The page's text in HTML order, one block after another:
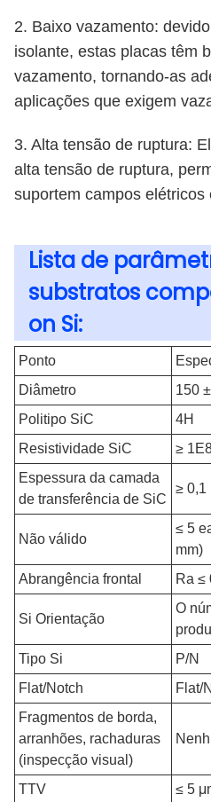
2. Baixo vazamento:
isolante, estas placas têm
vazamento, tornando-as
aplicações que exigem
3. Alta tensão de ruptura:
alta tensão de ruptura,
suportem campos
Lista de
substratos
on Si:
Ponto
Diâmetro
150
Politipo SiC
4H
Resistividade SiC
≥
Espessura da camada
de transferência de SiC
≥ 0,1
Não válido
≤ 5
mm)
Abrangência frontal
Ra ≤
Si Orientação
O
Tipo Si
P/N
Flat/Notch
Flat/
Fragmentos de borda,
arranhões, rachaduras
(inspecção visual)
TTV ≤ 5